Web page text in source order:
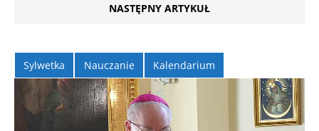
NASTĘPNY ARTYKUŁ
Sylwetka Nauczanie Kalendarium